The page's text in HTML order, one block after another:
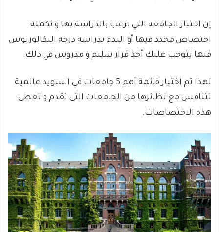
إن اختيار الجامعة التي ترغب بالدراسة بها و تكملة
اختصاص محدد فيها أو البدء بدراسة درجة البكالوريوس
فيها يتوجب عليك أخذ قرار سليم و مدروس في ذلك.
لهذا تم اختيار قائمة أهم 5 جامعات في السويد عالمية
تتنافس مع نظائرها من الجامعات التي تقدم و تعطي
هذه الاختصاصات.